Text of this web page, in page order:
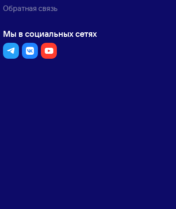
Обратная связь
Мы в социальных сетях